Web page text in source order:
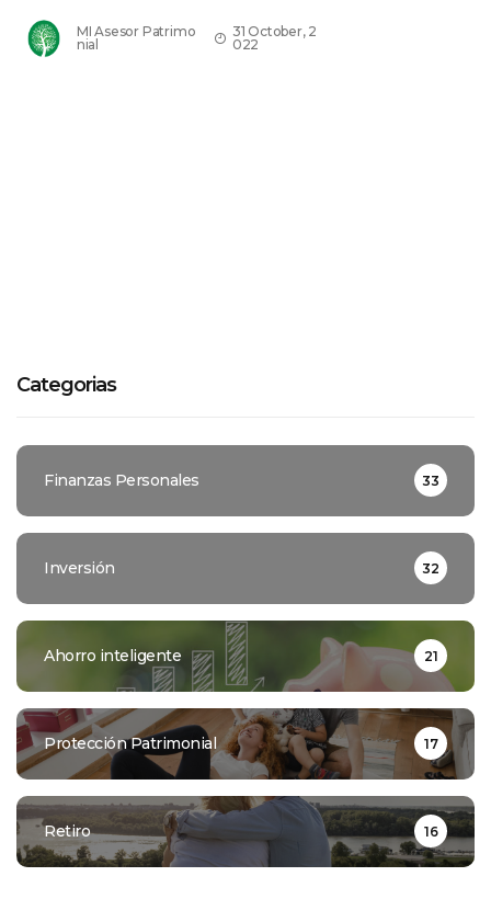
MI Asesor Patrimo
nial
31 October, 2
022
Categorias
Finanzas Personales 33
Inversión 32
Ahorro inteligente 21
Protección Patrimonial 17
Retiro 16